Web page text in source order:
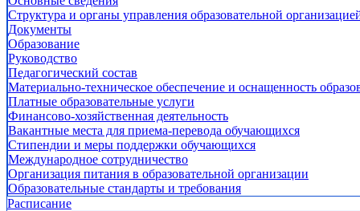
Структура и органы управления образовательной
Документы
Образование
Руководство
Педагогический состав
Материально-техническое обеспечение и оснащенность
Платные образовательные услуги
Финансово-хозяйственная деятельность
Вакантные места для приема-перевода обучающихся
Стипендии и меры поддержки обучающихся
Международное сотрудничество
Организация питания в образовательной организации
Образовательные стандарты и требования
Расписание